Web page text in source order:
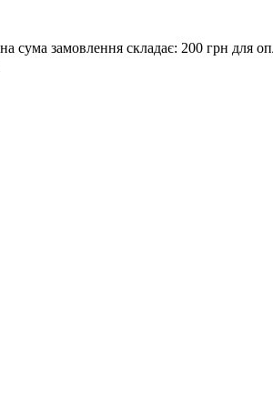
замовлення складає: 200 грн для